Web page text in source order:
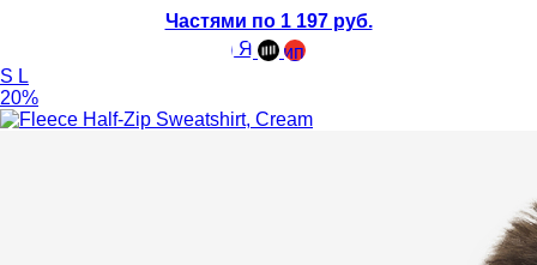
Частями по 1 197 руб.
S L
20%